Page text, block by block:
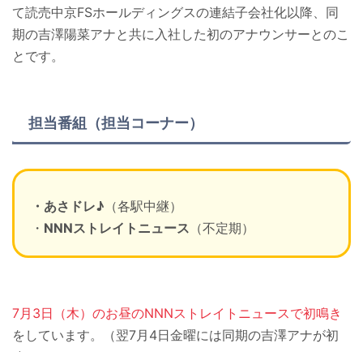
て読売中京FSホールディングスの連結子会社化以降、同
期の吉澤陽菜アナと共に入社した初のアナウンサーとのこ
とです。
担当番組（担当コーナー）
・あさドレ♪ （各駅中継）
・ NNNストレイトニュース （不定期）
7月3日（木）のお昼のNNNストレイトニュースで初鳴き
をしています。（翌7月4日金曜には同期の吉澤アナが初